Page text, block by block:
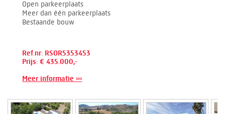
Open parkeerplaats
Meer dan één parkeerplaats
Bestaande bouw
Ref.nr: RSOR5353453
Prijs: € 435.000,-
Meer informatie ›››